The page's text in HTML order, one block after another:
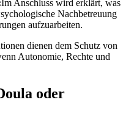
Im Anschluss wird erklärt, was
Nachbetreuung
aufzuarbeiten.
dienen dem Schutz von
Autonomie, Rechte und
oder